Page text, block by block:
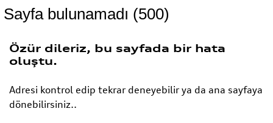
Sayfa bulunamadı (500)
Özür dileriz, bu sayfada bir hata
oluştu.
Adresi kontrol edip tekrar deneyebilir ya da ana sayfaya
dönebilirsiniz..